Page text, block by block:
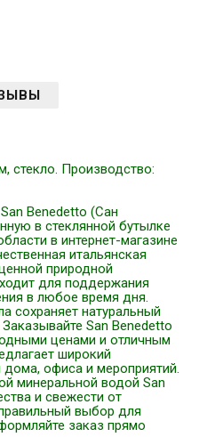
стекло. Производство:
Benedetto (Сан
в стеклянной бутылке
в интернет-магазине
итальянская
природной
для поддержания
в любое время дня.
сохраняет натуральный
San Benedetto
ценами и отличным
широкий
дома, офиса и мероприятий.
минеральной водой San
и свежести от
выбор для
заказ прямо